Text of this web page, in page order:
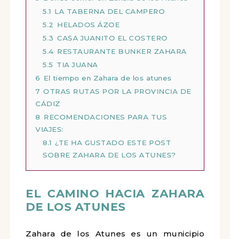
5.1 LA TABERNA DEL CAMPERO
5.2
HELADOS ÁZOE
5.3 CASA JUANITO EL COSTERO
5.4 RESTAURANTE BUNKER ZAHARA
5.5 TIA JUANA
6 El tiempo en Zahara de los atunes
7 OTRAS RUTAS POR LA PROVINCIA DE
CÁDIZ
8 RECOMENDACIONES PARA TUS
VIAJES:
8.1 ¿TE HA GUSTADO ESTE POST
SOBRE ZAHARA DE LOS ATUNES?
EL CAMINO HACIA ZAHARA
DE LOS ATUNES
Zahara de los Atunes es un municipio